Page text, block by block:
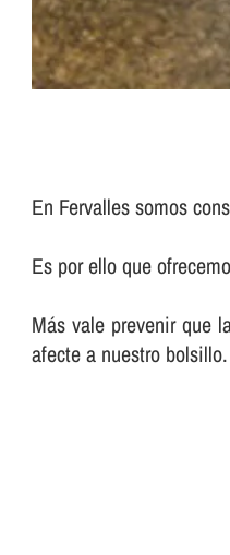
En Fervalles somos
Es por ello que
Más vale prevenir que
afecte a nuestro bolsillo.